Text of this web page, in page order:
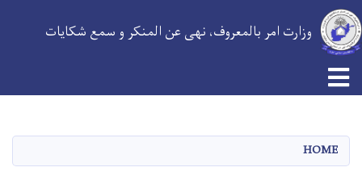
content
وزارت امر بالمعروف، نهی عن المنکر و سمع شکایات
Toggle navigation
HOME